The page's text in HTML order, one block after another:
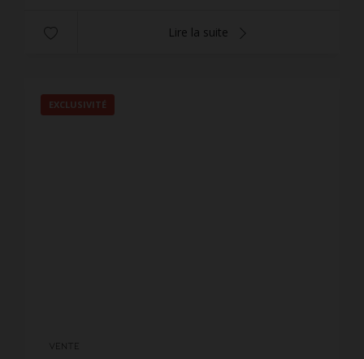
Lire la suite
EXCLUSIVITÉ
VENTE